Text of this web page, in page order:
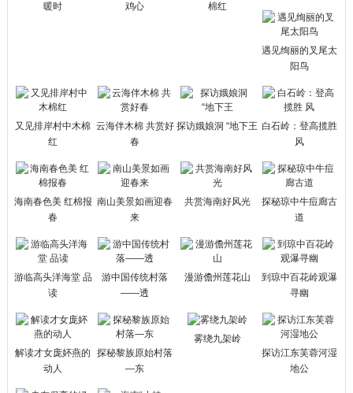
暖时
鸡心
棉红
遇见绚丽的叉尾太
阳鸟
又见排岸村中木棉
红
云海伴木棉 共赏好
春
探访娥娘洞 “地下王 白石岭：登高揽胜
风
海南春色美 红棉报
春
南山美景如画迎春
来
共赏海南好风光
探秘琼中牛痘廊古
道
游临高头洋海堂 品
读
游中国传统村落
——透
漫游儋州莲花山
到琼中百花岭观瀑
寻幽
解读才女庞妚燕的
动人
探秘黎族原始村落
—东
雾绕九架岭
探访江东芙蓉河湿
地公